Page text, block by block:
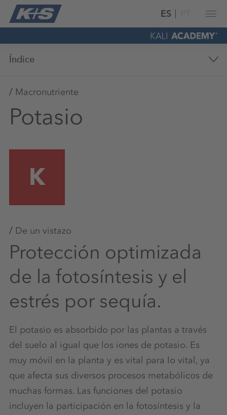
ES
Macronutriente
Potasio
K
Índice
De un vistazo
Protección optimizada
de la fotosíntesis y el
estrés por sequía.
El potasio es absorbido por las plantas a través
del suelo al igual que los iones de potasio. Es
muy móvil en la planta y es vital para lo vital, ya
que afecta sus diversos procesos metabólicos de
muchas formas. Las funciones del potasio
incluyen la participación en la fotosíntesis y la